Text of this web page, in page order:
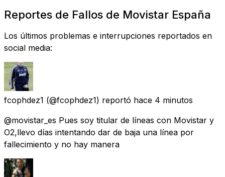
Reportes de Fallos de Movistar España
Los últimos problemas e interrupciones reportados en
social media:
fcophdez1 (@fcophdez1) reportó hace 4 minutos
@movistar_es Pues soy titular de líneas con Movistar y
O2,llevo días intentando dar de baja una línea por
fallecimiento y no hay manera